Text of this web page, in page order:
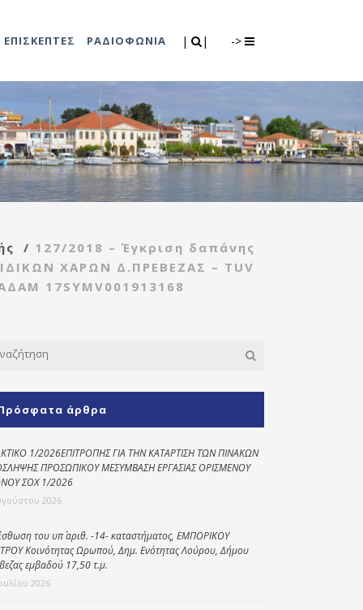
| | ->
Τμήμα Πρόνοιας
Κέντρο
γυναικών
προστασίας
Κέντρο κοινότητας
Kοινωνικό
φαρμακείο
Πρόγραμμα
Φροντίδας
Ηλικιωμένων
(Κ.Η.Φ.Η.) Πρέβεζας
εκδηλώσεις
ΕΠΙΣΚΕΠΤΕΣ ΡΑΔΙΟΦΩΝΙΑ
/ 127/2018 – Έγκριση δαπάνης
ΧΑΡΩΝ Δ.ΠΡΕΒΕΖΑΣ – TUV
17SYMV001913168
άρθρα
1/2026ΕΠΙΤΡΟΠΗΣ ΓΙΑ ΤΗΝ ΚΑΤΑΡΤΙΣΗ ΤΩΝ ΠΙΝΑΚΩΝ
ΠΡΟΣΩΠΙΚΟΥ ΜΕΣΥΜΒΑΣΗ ΕΡΓΑΣΙΑΣ ΟΡΙΣΜΕΝΟΥ
ΣΟΧ 1/2026
2026
του υπ΄ αριθ. -14- καταστήματος, ΕΜΠΟΡΙΚΟΥ
Κοινότητας Ωρωπού, Δημ. Ενότητας Λούρου, Δήμου
εμβαδού 17,50 τ.μ.
2026